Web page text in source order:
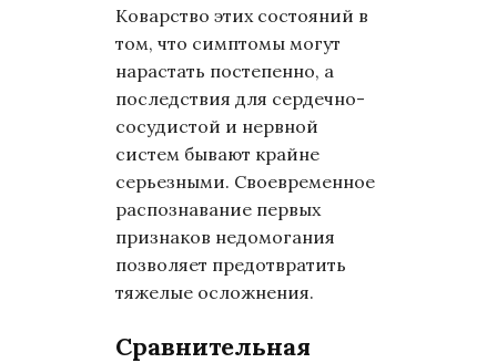
Коварство этих состояний в
том, что симптомы могут
нарастать постепенно, а
последствия для сердечно-
сосудистой и нервной
систем бывают крайне
серьезными. Своевременное
распознавание первых
признаков недомогания
позволяет предотвратить
тяжелые осложнения.
Сравнительная